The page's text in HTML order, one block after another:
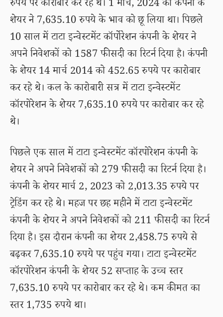
रुपये पर कारोबार कर रहे थे। 1 मार्च, 2024 को कंपनी के
शेयर ने 7,635.10 रुपये के भाव को छू लिया था। पिछले
10 साल में टाटा इन्वेस्टमेंट कॉर्पोरेशन कंपनी के शेयर ने
अपने निवेशकों को 1587 फीसदी का रिटर्न दिया है। कंपनी
के शेयर 14 मार्च 2014 को 452.65 रुपये पर कारोबार
कर रहे थे। कल के कारोबारी सत्र में टाटा इन्वेस्टमेंट
कॉरपोरेशन के शेयर 7,635.10 रुपये पर कारोबार कर रहे
थे।
पिछले एक साल में टाटा इन्वेस्टमेंट कॉरपोरेशन कंपनी के
शेयर ने अपने निवेशकों को 279 फीसदी का रिटर्न दिया है।
कंपनी के शेयर मार्च 2, 2023 को 2,013.35 रुपये पर
ट्रेडिंग कर रहे थे। महज पर छह महीने में टाटा इन्वेस्टमेंट
कंपनी के शेयर ने अपने निवेशकों को 211 फीसदी का रिटर्न
दिया है। इस दौरान कंपनी का शेयर 2,458.75 रुपये से
बढ़कर 7,635.10 रुपये पर पहुंच गया। टाटा इन्वेस्टमेंट
कॉरपोरेशन कंपनी के शेयर 52 सप्ताह के उच्च स्तर
7,635.10 रुपये पर कारोबार कर रहे थे। कम कीमत का
स्तर 1,735 रुपये था।